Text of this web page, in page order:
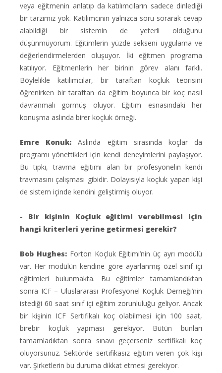
veya eğitmenin anlatıp da katılımcıların sadece dinlediği
bir tarzımız yok. Katılımcının yalnızca soru sorarak cevap
alabildiği bir sistemin de yeterli olduğunu
düşünmüyorum. Eğitimlerin yüzde sekseni uygulama ve
değerlendirmelerden oluşuyor. İki eğitmen programa
katılıyor. Eğitmenlerin her birinin görev alanı farklı.
Böylelikle katılımcılar, bir taraftan koçluk teorisini
öğrenirken bir taraftan da eğitim boyunca bir koç nasıl
davranmalı görmüş oluyor. Eğitim esnasındaki her
konuşma aslında birer koçluk örneği.
Emre Konuk: Aslında eğitim sırasında koçlar da
programı yönettikleri için kendi deneyimlerini paylaşıyor.
Bu tıpkı, travma eğitimi alan bir profesyonelin kendi
travmasını çalışması gibidir. Dolayısıyla koçluk yapan kişi
de sistem içinde kendini geliştirmiş oluyor.
- Bir kişinin Koçluk eğitimi verebilmesi için
hangi kriterleri yerine getirmesi gerekir?
Bob Hughes: Forton Koçluk Eğitimi’nin üç ayrı modülü
var. Her modülün kendine göre ayarlanmış özel sınıf içi
eğitimleri bulunmakta. Bu eğitimler tamamlandıktan
sonra ICF – Uluslararası Profesyonel Koçluk Derneği’nin
istediği 60 saat sınıf içi eğitim zorunluluğu geliyor. Ancak
bir kişinin ICF Sertifikalı koç olabilmesi için 100 saat,
birebir koçluk yapması gerekiyor. Bütün bunları
tamamladıktan sonra sınavı geçerseniz sertifikalı koç
oluyorsunuz. Sektörde sertifikasız eğitim veren çok kişi
var. Şirketlerin bu duruma dikkat etmesi gerekiyor.